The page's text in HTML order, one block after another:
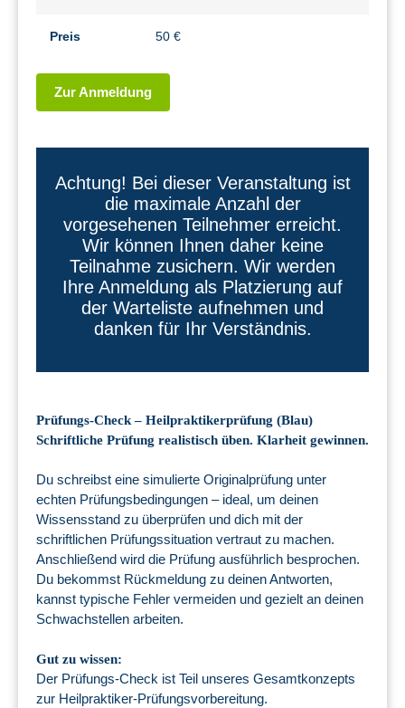
Preis 50 €
Zur Anmeldung
Achtung! Bei dieser Veranstaltung ist
die maximale Anzahl der
vorgesehenen Teilnehmer erreicht.
Wir können Ihnen daher keine
Teilnahme zusichern. Wir werden
Ihre Anmeldung als Platzierung auf
der Warteliste aufnehmen und
danken für Ihr Verständnis.
Prüfungs-Check – Heilpraktikerprüfung (Blau)
Schriftliche Prüfung realistisch üben. Klarheit gewinnen.
Du schreibst eine simulierte Originalprüfung unter
echten Prüfungsbedingungen – ideal, um deinen
Wissensstand zu überprüfen und dich mit der
schriftlichen Prüfungssituation vertraut zu machen.
Anschließend wird die Prüfung ausführlich besprochen.
Du bekommst Rückmeldung zu deinen Antworten,
kannst typische Fehler vermeiden und gezielt an deinen
Schwachstellen arbeiten.
Gut zu wissen:
Der Prüfungs-Check ist Teil unseres Gesamtkonzepts
zur Heilpraktiker-Prüfungsvorbereitung.